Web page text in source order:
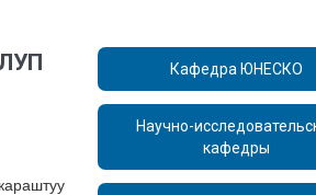
Кафедра ЮНЕСКО
Научно-
кафедры